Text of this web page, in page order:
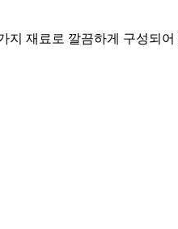
지 재료로 깔끔하게 구성되